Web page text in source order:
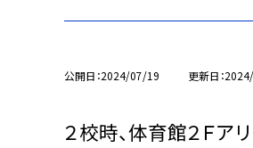
公開日 2024/07/19 更新日
２校時、体育館２Ｆ